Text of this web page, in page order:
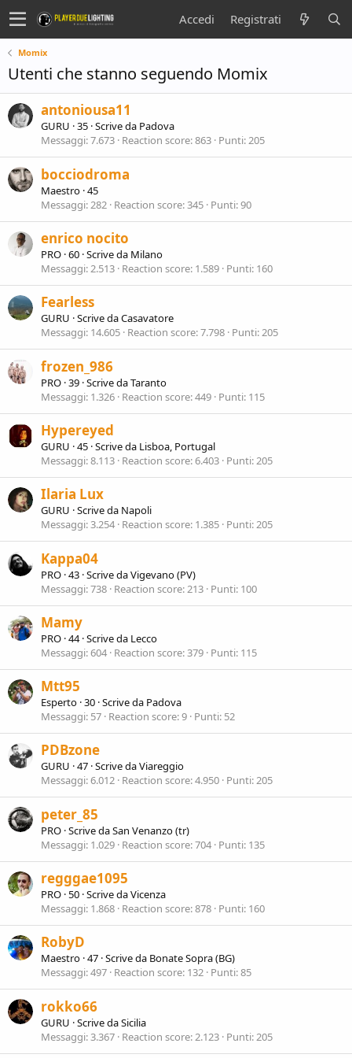
Accedi Registrati
Momix
Utenti che stanno seguendo Momix
antoniousa11
GURU ·35 ·Scrive da Padova
Messaggi 7.673 Reaction score 863 Punti 205
bocciodroma
Maestro ·45
Messaggi 282 Reaction score 345 Punti 90
enrico nocito
PRO ·60 ·Scrive da Milano
Messaggi 2.513 Reaction score 1.589 Punti 160
Fearless
GURU ·Scrive daCasavatore
Messaggi 14.605 Reaction score 7.798 Punti 205
frozen_986
PRO ·39 ·Scrive daTaranto
Messaggi 1.326 Reaction score 449 Punti 115
Hypereyed
GURU ·45 ·Scrive da Lisboa, Portugal
Messaggi 8.113 Reaction score 6.403 Punti 205
Ilaria Lux
GURU ·Scrive da Napoli
Messaggi 3.254 Reaction score 1.385 Punti 205
Kappa04
PRO ·43 ·Scrive daVigevano (PV)
Messaggi 738 Reaction score 213 Punti 100
Mamy
PRO ·44·Scrive da Lecco
Messaggi 604 Reaction score 379 Punti 115
Mtt95
Esperto ·30 ·Scrive da Padova
Messaggi 57 Reaction score 9 Punti 52
PDBzone
GURU ·47 ·Scrive daViareggio
Messaggi 6.012 Reaction score 4.950 Punti 205
peter_85
PRO ·Scrive daSan Venanzo (tr)
Messaggi 1.029 Reaction score 704 Punti 135
regggae1095
PRO ·50 ·Scrive daVicenza
Messaggi 1.868 Reaction score 878 Punti 160
RobyD
Maestro ·47 ·Scrive da Bonate Sopra (BG)
Messaggi 497 Reaction score 132 Punti 85
rokko66
GURU ·Scrive daSicilia
Messaggi 3.367 Reaction score 2.123 Punti 205